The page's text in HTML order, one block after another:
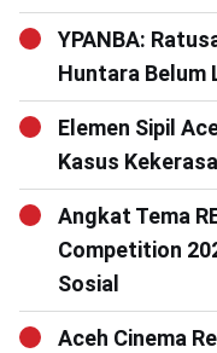
YPANBA:
Huntara Belum
Elemen Sipil
Kasus
Angkat Tema
Competition
Sosial
Aceh Cinema